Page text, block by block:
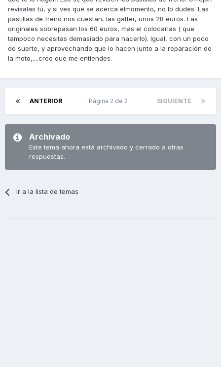
revísalas tú, y si ves que se acerca elmomento, no lo dudes. Las
pastillas de freno nos cuestan, las galfer, unos 28 euros. Las
originales sobrepasan los 60 euros, mas el colocarlas ( que
tampoco necesitas demasiado para hacerlo). Igual, con un poco
de suerte, y aprovechando que lo hacen junto a la reparación de
la moto,....creo que me entiendes.
ANTERIOR SIGUIENTE
Página 2 de 2
Archivado
Este tema ahora está archivado y cerrado a otras
respuestas.
Ir a la lista de temas